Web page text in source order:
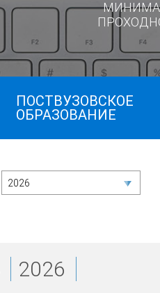
ПОСТВУЗОВСКОЕ
ОБРАЗОВАНИЕ
2026
2026